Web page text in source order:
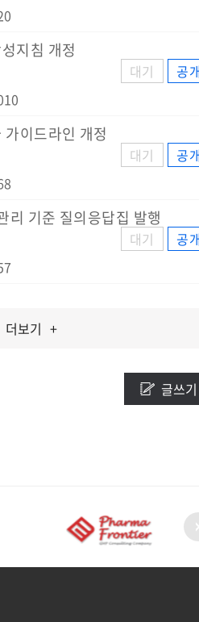
지침 개정
대기
공
이드라인 개정
대기
공
리 기준 질의응답집 발행
대기
공
더보기 +
글쓰기